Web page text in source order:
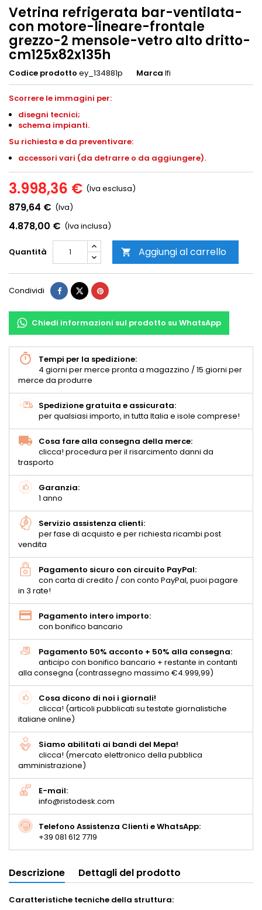
Vetrina refrigerata bar-ventilata-
con motore-lineare-frontale
grezzo-2 mensole-vetro alto dritto-
cm125x82x135h
Codice prodotto ey_134881p Marca Ifi
Scorrere le immagini per:
disegni tecnici;
schema impianti.
Su richiesta e da preventivare:
accessori vari (da detrarre o da aggiungere).
3.998,36 € (Iva esclusa)
879,64 € (Iva)
4.878,00 € (Iva inclusa)
Quantità  Aggiungi al carrello
Condividi
Chiedi informazioni sul prodotto su WhatsApp
Tempi per la spedizione:
4 giorni per merce pronta a magazzino / 15 giorni per
merce da produrre
Spedizione gratuita e assicurata:
per qualsiasi importo, in tutta Italia e isole comprese!
Cosa fare alla consegna della merce:
clicca! procedura per il risarcimento danni da
trasporto
Garanzia:
1 anno
Servizio assistenza clienti:
per fase di acquisto e per richiesta ricambi post
vendita
Pagamento sicuro con circuito PayPal:
con carta di credito / con conto PayPal, puoi pagare
in 3 rate!
Pagamento intero importo:
con bonifico bancario
Pagamento 50% acconto + 50% alla consegna:
anticipo con bonifico bancario + restante in contanti
alla consegna (contrassegno massimo €4.999,99)
Cosa dicono di noi i giornali!
clicca! (articoli pubblicati su testate giornalistiche
italiane online)
Siamo abilitati ai bandi del Mepa!
clicca! (mercato elettronico della pubblica
amministrazione)
E-mail:
info@ristodesk.com
Telefono Assistenza Clienti e WhatsApp:
+39 081 612 7719
Descrizione Dettagli del prodotto
Caratteristiche tecniche della struttura: